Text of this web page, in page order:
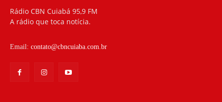
Rádio CBN Cuiabá 95,9 FM
A rádio que toca notícia.
Email: contato@cbncuiaba.com.br